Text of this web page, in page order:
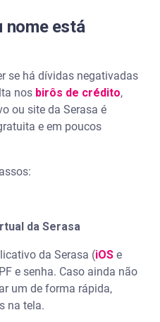
nome está
se há dívidas negativadas
nos birôs de crédito,
ou site da Serasa é
e em poucos
da Serasa
da Serasa (iOS e
e senha. Caso ainda não
um de forma rápida,
na tela.